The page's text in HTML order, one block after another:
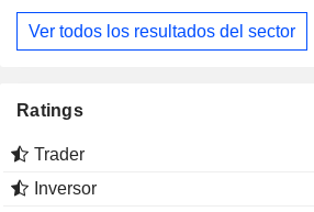
Ver todos los resultados del sector
Ratings
Trader
Inversor